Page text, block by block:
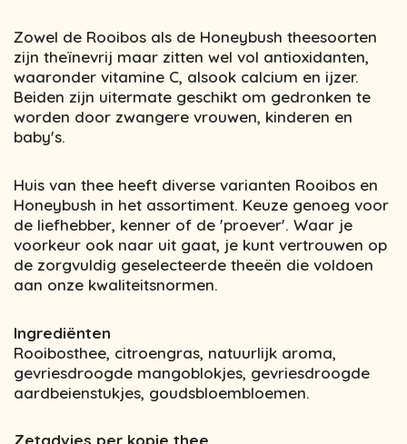
Zowel de Rooibos als de Honeybush theesoorten
zijn theïnevrij maar zitten wel vol antioxidanten,
waaronder vitamine C, alsook calcium en ijzer.
Beiden zijn uitermate geschikt om gedronken te
worden door zwangere vrouwen, kinderen en
baby's.
Huis van thee heeft diverse varianten Rooibos en
Honeybush in het assortiment. Keuze genoeg voor
de liefhebber, kenner of de 'proever'. Waar je
voorkeur ook naar uit gaat, je kunt vertrouwen op
de zorgvuldig geselecteerde theeën die voldoen
aan onze kwaliteitsnormen.
Ingrediënten
Rooibosthee, citroengras, natuurlijk aroma,
gevriesdroogde mangoblokjes, gevriesdroogde
aardbeienstukjes, goudsbloembloemen.
Zetadvies per kopje thee